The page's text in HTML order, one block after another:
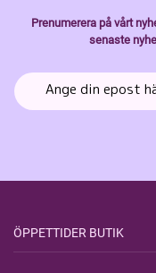
Prenumerera på vårt
senaste
ÖPPETTIDER BUTIK